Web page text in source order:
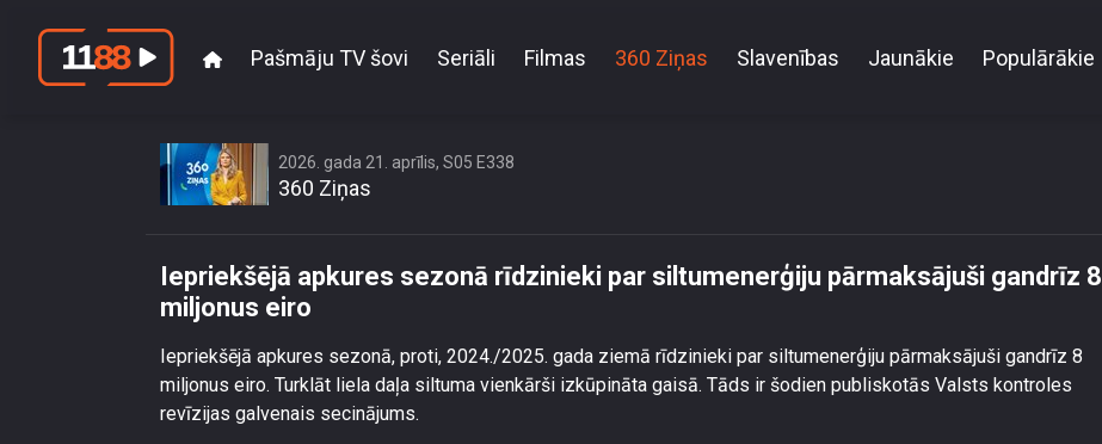
Pašmāju TV šovi Seriāli Filmas 360 Ziņas Slavenības Jaunākie Populārākie
2026. gada 21. aprīlis, S05 E338
360 Ziņas
Iepriekšējā apkures sezonā rīdzinieki par siltumenerģiju pārmaksājuši gandrīz 8
miljonus eiro
Iepriekšējā apkures sezonā, proti, 2024./2025. gada ziemā rīdzinieki par siltumenerģiju pārmaksājuši gandrīz 8
miljonus eiro. Turklāt liela daļa siltuma vienkārši izkūpināta gaisā. Tāds ir šodien publiskotās Valsts kontroles
revīzijas galvenais secinājums.